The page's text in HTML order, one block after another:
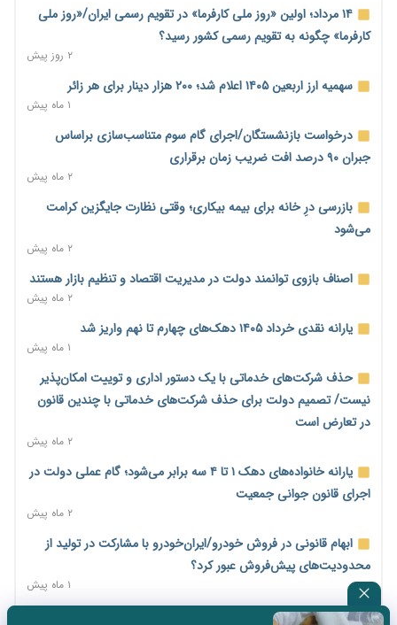
اساسی تبدیل شود
خانه کارگر قزوین: شکاف دستمزد و هزینه معیشت هر روز عمیق‌تر
می‌شود
۲ روز پیش
رئیس سازمان امور مالیاتی: بلاگرهای پردرآمد مشمول پرداخت
مالیات هستند
۲ روز پیش
پیش‌بینی افزایش تولید برنج؛ نیاز وارداتی کشور به ۵۰۰ هزار تن
کاهش می‌یابد
۲ روز پیش
امضای تفاهم‌نامه تجاری ایران و پاکستان؛ هدف‌گذاری تجارت ۱۰
اختیارات جدید گمرکات برای تمدید ورود موقت کالا و خودرو تا
پایان شهریور ابلاغ شد
۲ روز پیش
مرحله سیزدهم کالابرگ در سایه تورم؛ قدرت خرید یارانه یک‌میلیونی
۱۴ مرداد؛ اولین «روز ملی کارفرما» در تقویم رسمی ایران/«روز ملی
کارفرما» چگونه به تقویم رسمی کشور رسید؟
۲ روز پیش
۱۴ مرداد؛ اولین «روز ملی کارفرما» در تقویم رسمی ایران/«روز ملی
کارفرما» چگونه به تقویم رسمی کشور رسید؟
۲ روز پیش
سهمیه ارز اربعین ۱۴۰۵ اعلام شد؛ ۲۰۰ هزار دینار برای هر زائر
۱ ماه پیش
درخواست بازنشستگان/اجرای گام سوم متناسب‌سازی براساس
جبران ۹۰ درصد افت ضریب زمان برقراری
۲ ماه پیش
بازرسی درِ خانه برای بیمه بیکاری؛ وقتی نظارت جایگزین کرامت
می‌شود
۲ ماه پیش
اصناف بازوی توانمند دولت در مدیریت اقتصاد و تنظیم بازار هستند
۲ ماه پیش
یارانه نقدی خرداد ۱۴۰۵ دهک‌های چهارم تا نهم واریز شد
۱ ماه پیش
حذف شرکت‌های خدماتی با یک دستور اداری و توییت امکان‌پذیر
نیست/ تصمیم دولت برای حذف شرکت‌های خدماتی با چندین قانون
در تعارض است
۲ ماه پیش
یارانه خانواده‌های دهک ۱ تا ۴ سه برابر می‌شود؛ گام عملی دولت در
اجرای قانون جوانی جمعیت
۲ ماه پیش
ابهام قانونی در فروش خودرو/ایران‌خودرو با مشارکت در تولید از
محدودیت‌های پیش‌فروش عبور کرد؟
۱ ماه پیش
سه نماد جدید اخزا در فرابورس پذیرش شد